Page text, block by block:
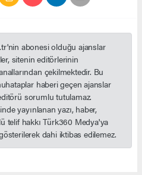
abonesi olduğu ajanslar
sitenin editörlerinin
çekilmektedir. Bu
haberi geçen ajanslar
sorumlu tutulamaz.
yayınlanan yazı, haber,
telif hakkı Türk360 Medya'ya
dahi iktibas edilemez.